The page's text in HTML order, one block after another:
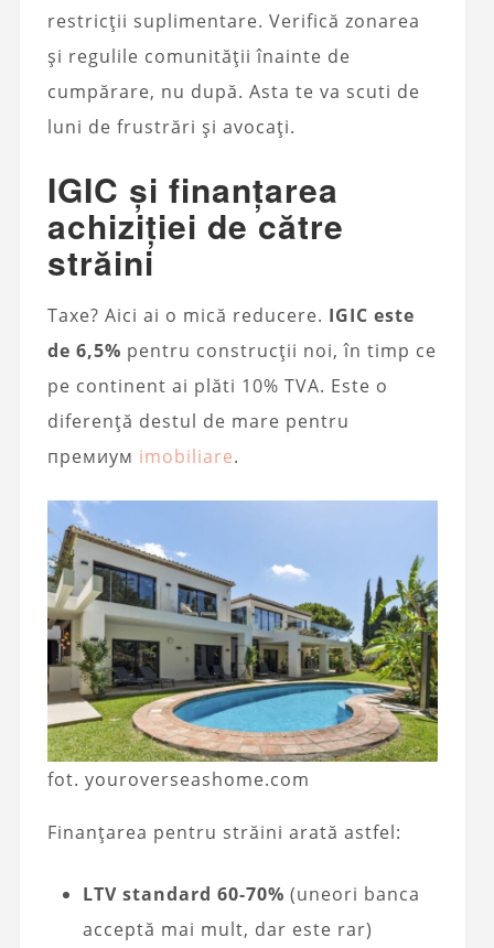
restricții suplimentare. Verifică zonarea
și regulile comunității înainte de
cumpărare, nu după. Asta te va scuti de
luni de frustrări și avocați.
IGIC și finanțarea
achiziției de către
străini
Taxe? Aici ai o mică reducere. IGIC este
de 6,5% pentru construcții noi, în timp ce
pe continent ai plăti 10% TVA. Este o
diferență destul de mare pentru
премиум imobiliare.
fot. youroverseashome.com
Finanțarea pentru străini arată astfel:
LTV standard 60-70% (uneori banca
acceptă mai mult, dar este rar)